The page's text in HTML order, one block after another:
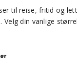
til reise, fritid og
din vanlige